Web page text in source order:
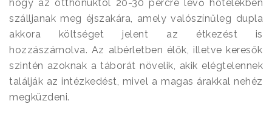
hogy az otthonuktól 20-30 percre lévő hotelekben
szálljanak meg éjszakára, amely valószínűleg dupla
akkora költséget jelent az étkezést is
hozzászámolva. Az albérletben élők, illetve keresők
szintén azoknak a táborát növelik, akik elégtelennek
találják az intézkedést, mivel a magas árakkal nehéz
megküzdeni.